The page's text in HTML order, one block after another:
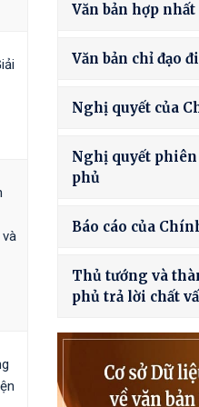
Văn bản hợp nhất
Văn bản chỉ đạo
Nghị quyết của
Nghị quyết
phủ
Báo cáo của
Thủ tướng và
phủ trả lời chất